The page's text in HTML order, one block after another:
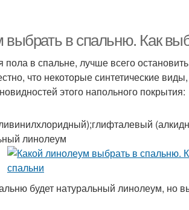
выбрать в спальню. Как
в спальне, лучше всего
что некоторые синтетические
этого напольного покрытия:
линолеум
будет натуральный линолеум, но